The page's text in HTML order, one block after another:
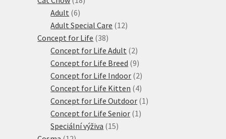
Adult 66
produktů
Adult Special Care 1212
Concept for Life 3838
produktů
Concept for Life Adult 22
produkty
Concept for Life Breed 99
produktů
Concept for Life Indoor 22
produkty
Concept for Life Kitten 44
produkty
Concept for Life Outdoor 1 1
Concept for Life Senior 1 1
Speciální výživa 1515